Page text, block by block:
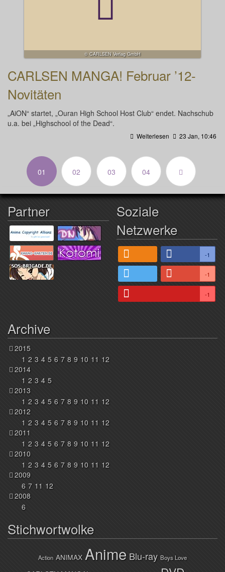
© CARLSEN Verlag GmbH
CARLSEN MANGA! Februar ’12-
Novitäten
„AiON“ startet, „Ouran High School Host Club“ endet. Nachschub
u.a. bei „Highschool of the Dead“.
Weiterlesen 23 Jan, 10:46
01 (aktuell) 02 03 04
Partner
Soziale
Netzwerke
-1
-1
-1
Archive
2015
1 2 3 4 5 6 7 8 9 10 11 12
2014
1 2 3 4 5
2013
1 2 3 4 5 6 7 8 9 10 11 12
2012
1 2 3 4 5 6 7 8 9 10 11 12
2011
1 2 3 4 5 6 7 8 9 10 11 12
2010
1 2 3 4 5 6 7 8 9 10 11 12
2009
6 7 11 12
2008
6
Stichwortwolke
Action ANIMAX Anime Blu-ray Boys Love